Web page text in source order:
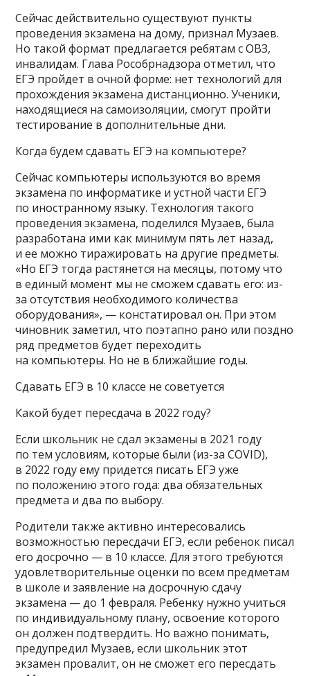
Сейчас действительно существуют пункты
проведения экзамена на дому, признал Музаев.
Но такой формат предлагается ребятам с ОВЗ,
инвалидам. Глава Рособрнадзора отметил, что
ЕГЭ пройдет в очной форме: нет технологий для
прохождения экзамена дистанционно. Ученики,
находящиеся на самоизоляции, смогут пройти
тестирование в дополнительные дни.
Когда будем сдавать ЕГЭ на компьютере?
Сейчас компьютеры используются во время
экзамена по информатике и устной части ЕГЭ
по иностранному языку. Технология такого
проведения экзамена, поделился Музаев, была
разработана ими как минимум пять лет назад,
и ее можно тиражировать на другие предметы.
«Но ЕГЭ тогда растянется на месяцы, потому что
в единый момент мы не сможем сдавать его: из-
за отсутствия необходимого количества
оборудования», — констатировал он. При этом
чиновник заметил, что поэтапно рано или поздно
ряд предметов будет переходить
на компьютеры. Но не в ближайшие годы.
Сдавать ЕГЭ в 10 классе не советуется
Какой будет пересдача в 2022 году?
Если школьник не сдал экзамены в 2021 году
по тем условиям, которые были (из-за COVID),
в 2022 году ему придется писать ЕГЭ уже
по положению этого года: два обязательных
предмета и два по выбору.
Родители также активно интересовались
возможностью пересдачи ЕГЭ, если ребенок писал
его досрочно — в 10 классе. Для этого требуются
удовлетворительные оценки по всем предметам
в школе и заявление на досрочную сдачу
экзамена — до 1 февраля. Ребенку нужно учиться
по индивидуальному плану, освоение которого
он должен подтвердить. Но важно понимать,
предупредил Музаев, если школьник этот
экзамен провалит, он не сможет его пересдать